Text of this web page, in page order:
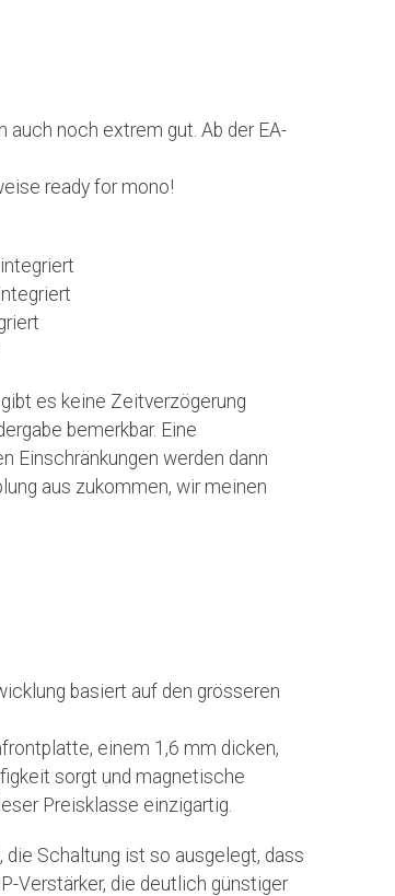
auch noch extrem gut. Ab der EA-
ready for mono!
es keine Zeitverzögerung
bemerkbar. Eine
Einschränkungen werden dann
aus zukommen, wir meinen
basiert auf den grösseren
einem 1,6 mm dicken,
sorgt und magnetische
Preisklasse einzigartig.
Schaltung ist so ausgelegt, dass
Verstärker, die deutlich günstiger